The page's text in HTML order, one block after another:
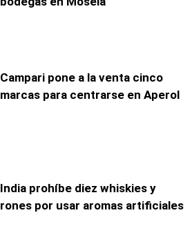
Campari pone a la venta cinco
marcas para centrarse en Aperol
India prohíbe diez whiskies y
rones por usar aromas artificiales